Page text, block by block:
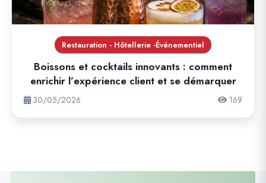
Restauration - Hôtellerie -Événementiel
Boissons et cocktails innovants : comment
enrichir l’expérience client et se démarquer
30/05/2026 169